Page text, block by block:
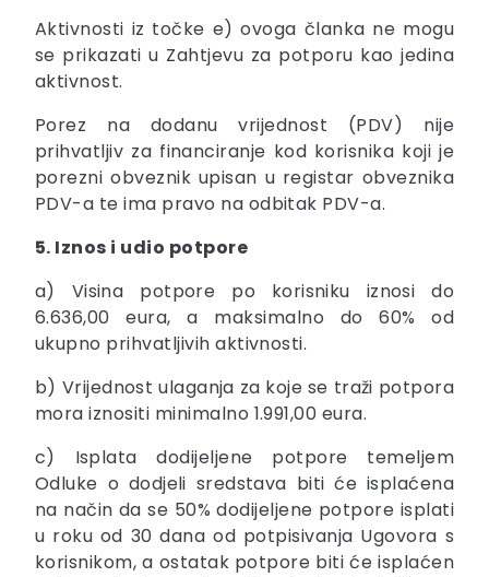
Aktivnosti iz točke e) ovoga članka ne mogu
se prikazati u Zahtjevu za potporu kao jedina
aktivnost.
Porez na dodanu vrijednost (PDV) nije
prihvatljiv za financiranje kod korisnika koji je
porezni obveznik upisan u registar obveznika
PDV-a te ima pravo na odbitak PDV-a.
5. Iznos i udio potpore
a) Visina potpore po korisniku iznosi do
6.636,00 eura, a maksimalno do 60% od
ukupno prihvatljivih aktivnosti.
b) Vrijednost ulaganja za koje se traži potpora
mora iznositi minimalno 1.991,00 eura.
c) Isplata dodijeljene potpore temeljem
Odluke o dodjeli sredstava biti će isplaćena
na način da se 50% dodijeljene potpore isplati
u roku od 30 dana od potpisivanja Ugovora s
korisnikom, a ostatak potpore biti će isplaćen